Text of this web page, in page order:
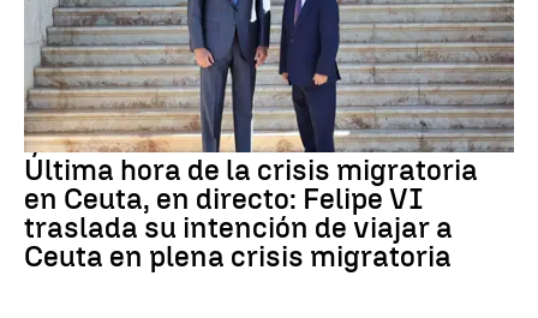
Última hora de la crisis migratoria
en Ceuta, en directo: Felipe VI
traslada su intención de viajar a
Ceuta en plena crisis migratoria